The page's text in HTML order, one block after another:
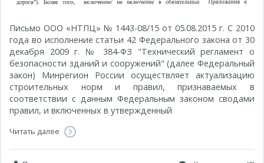
Письмо ООО «НТПЦ» № 1443-08/15 от 05.08.2015 г. С 2010
года во исполнение статьи 42 Федерального закона от 30
декабря 2009 г. № 384-ФЗ "Технический регламент о
безопасности зданий и сооружений" (далее Федеральный
закон) Минрегион России осуществляет актуализацию
строительных норм и правил, признаваемых в
соответствии с данным Федеральным законом сводами
правил, и включенных в утвержденный
Читать далее